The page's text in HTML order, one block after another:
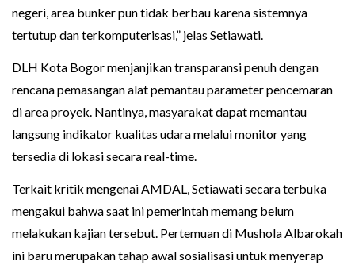
negeri, area bunker pun tidak berbau karena sistemnya
tertutup dan terkomputerisasi,” jelas Setiawati.
DLH Kota Bogor menjanjikan transparansi penuh dengan
rencana pemasangan alat pemantau parameter pencemaran
di area proyek. Nantinya, masyarakat dapat memantau
langsung indikator kualitas udara melalui monitor yang
tersedia di lokasi secara real-time.
Terkait kritik mengenai AMDAL, Setiawati secara terbuka
mengakui bahwa saat ini pemerintah memang belum
melakukan kajian tersebut. Pertemuan di Mushola Albarokah
ini baru merupakan tahap awal sosialisasi untuk menyerap